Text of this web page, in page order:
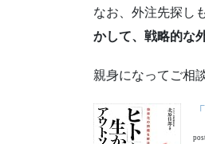
なお、外注先探し
かして、戦略的な
親身になってご相